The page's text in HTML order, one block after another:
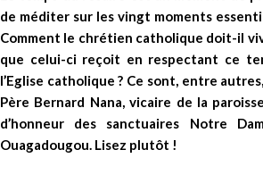
de méditer sur les vingt moments
Comment le chrétien catholique doit-il
que celui-ci reçoit en respectant ce
l’Eglise catholique ? Ce sont, entre
Père Bernard Nana, vicaire de la
d’honneur des sanctuaires Notre
Ouagadougou. Lisez plutôt !